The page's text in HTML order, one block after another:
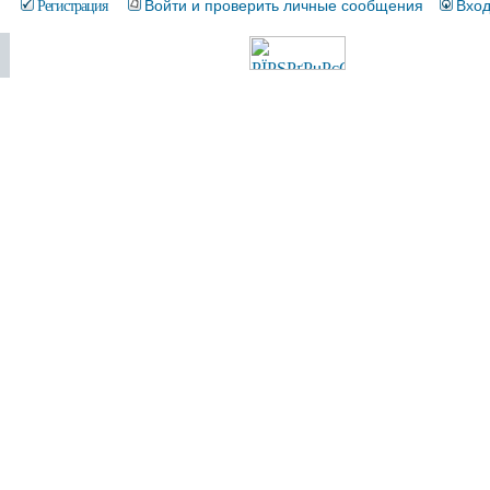
Регистрация Войти и проверить личные сообщения Вход